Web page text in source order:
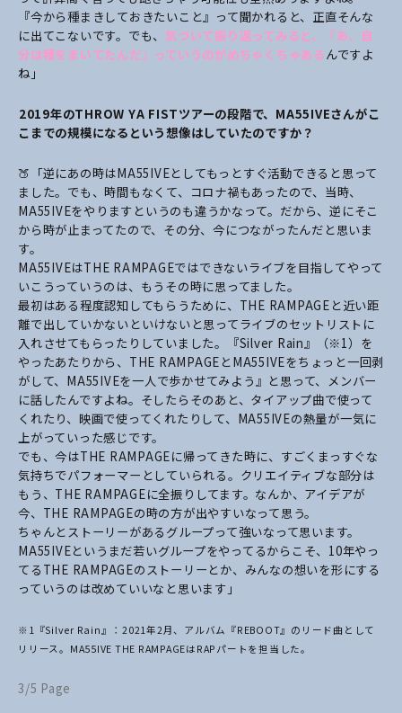
『今から種まきしておきたいこと』って聞かれると、正直そんな
に出てこないです。でも、 気づいて振り返ってみると、『あ、自
分は種をまいてたんだ』っていうのがめちゃくちゃあるんですよ
ね」
――2019年のTHROW YA FISTツアーの段階で、MA55IVEさんがこ
こまでの規模になるという想像はしていたのですか？
🍑「逆にあの時はMA55IVEとしてもっとすぐ活動できると思って
ました。でも、時間もなくて、コロナ禍もあったので、当時、
MA55IVEをやりますというのも違うかなって。だから、逆にそこ
から時が止まってたので、その分、今につながったんだと思いま
す。
MA55IVEはTHE RAMPAGEではできないライブを目指してやって
いこうっていうのは、もうその時に思ってました。
最初はある程度認知してもらうために、THE RAMPAGEと近い距
離で出していかないといけないと思ってライブのセットリストに
入れさせてもらったりしていました。『Silver Rain』（※1）を
やったあたりから、THE RAMPAGEとMA55IVEをちょっと一回剥
がして、MA55IVEを一人で歩かせてみよう』と思って、メンバー
に話したんですよね。そしたらそのあと、タイアップ曲で使って
くれたり、映画で使ってくれたりして、MA55IVEの熱量が一気に
上がっていった感じです。
でも、今はTHE RAMPAGEに帰ってきた時に、すごくまっすぐな
気持ちでパフォーマーとしていられる。クリエイティブな部分は
もう、THE RAMPAGEに全振りしてます。なんか、アイデアが
今、THE RAMPAGEの時の方が出やすいなって思う。
ちゃんとストーリーがあるグループって強いなって思います。
MA55IVEというまだ若いグループをやってるからこそ、10年やっ
てるTHE RAMPAGEのストーリーとか、みんなの想いを形にする
っていうのは改めていいなと思います」
※1『Silver Rain』：2021年2月、アルバム『REBOOT』のリード曲として
リリース。MA55IVE THE RAMPAGEはRAPパートを担当した。
3/5 Page